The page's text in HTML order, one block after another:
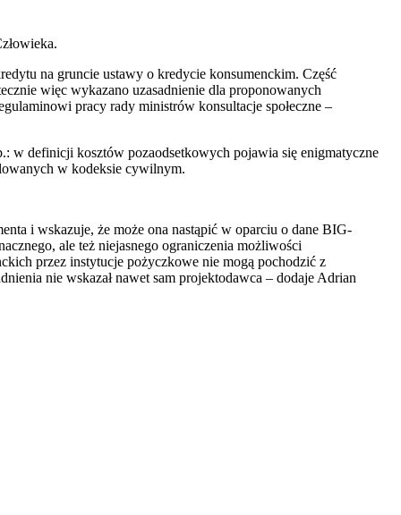
na gruncie ustawy o kredycie konsumenckim. Część
więc wykazano uzasadnienie dla proponowanych
pracy rady ministrów konsultacje społeczne –
w definicji kosztów pozaodsetkowych pojawia się enigmatyczne
w kodeksie cywilnym.
i wskazuje, że może ona nastąpić w oparciu o dane BIG-
ale też niejasnego ograniczenia możliwości
przez instytucje pożyczkowe nie mogą pochodzić z
nie wskazał nawet sam projektodawca – dodaje Adrian